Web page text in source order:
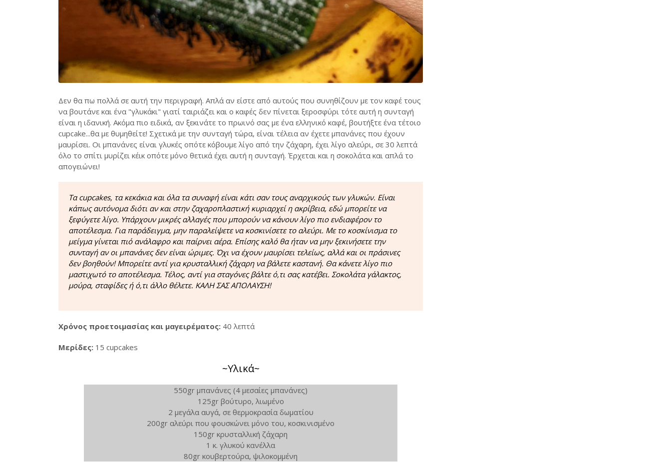
Δεν θα πω πολλά σε αυτή την περιγραφή. Απλά αν είστε από αυτούς που συνηθίζουν με τον καφέ τους
να βουτάνε και ένα "γλυκάκι" γιατί ταιριάζει και ο καφές δεν πίνεται ξεροσφύρι τότε αυτή η συνταγή
είναι η ιδανική. Ακόμα πιο ειδικά, αν ξεκινάτε το πρωινό σας με ένα ελληνικό καφέ, βουτήξτε ένα τέτοιο
cupcake...θα με θυμηθείτε! Σχετικά με την συνταγή τώρα, είναι τέλεια αν έχετε μπανάνες που έχουν
μαυρίσει. Οι μπανάνες είναι γλυκές οπότε κόβουμε λίγο από την ζάχαρη, έχει λίγο αλεύρι, σε 30 λεπτά
όλο το σπίτι μυρίζει κέικ οπότε μόνο θετικά έχει αυτή η συνταγή. Έρχεται και η σοκολάτα και απλά το
απογειώνει!
Τα cupcakes, τα κεκάκια και όλα τα συναφή είναι κάτι σαν τους αναρχικούς των γλυκών. Είναι
κάπως αυτόνομα διότι αν και στην ζαχαροπλαστική κυριαρχεί η ακρίβεια, εδώ μπορείτε να
ξεφύγετε λίγο. Υπάρχουν μικρές αλλαγές που μπορούν να κάνουν λίγο πιο ενδιαφέρον το
αποτέλεσμα. Για παράδειγμα, μην παραλείψετε να κοσκινίσετε το αλεύρι. Με το κοσκίνισμα το
μείγμα γίνεται πιό ανάλαφρο και παίρνει αέρα. Επίσης καλό θα ήταν να μην ξεκινήσετε την
συνταγή αν οι μπανάνες δεν είναι ώριμες. Όχι να έχουν μαυρίσει τελείως, αλλά και οι πράσινες
δεν βοηθούν! Μπορείτε αντί για κρυσταλλική ζάχαρη να βάλετε καστανή. Θα κάνετε λίγο πιο
μαστιχωτό το αποτέλεσμα. Τέλος, αντί για σταγόνες βάλτε ό,τι σας κατέβει. Σοκολάτα γάλακτος,
μούρα, σταφίδες ή ό,τι άλλο θέλετε. ΚΑΛΗ ΣΑΣ ΑΠΟΛΑΥΣΗ!
Χρόνος προετοιμασίας και μαγειρέματος: 40 λεπτά
Μερίδες: 15 cupcakes
~Υλικά~
550gr μπανάνες (4 μεσαίες μπανάνες)
125gr βούτυρο, λιωμένο
2 μεγάλα αυγά, σε θερμοκρασία δωματίου
200gr αλεύρι που φουσκώνει μόνο του, κοσκινισμένο
150gr κρυσταλλική ζάχαρη
1 κ. γλυκού κανέλλα
80gr κουβερτούρα, ψιλοκομμένη